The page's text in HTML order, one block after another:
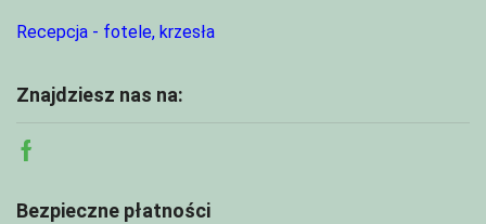
Recepcja - fotele, krzesła
Znajdziesz nas na:
Facebook
Bezpieczne płatności